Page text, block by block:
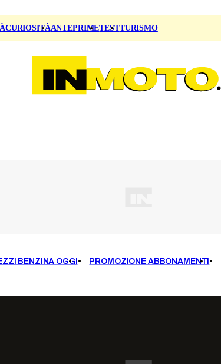
CURIOSITÀANTEPRIMETESTTURISMO
BENZINA OGGI PROMOZIONE ABBONAMENTI